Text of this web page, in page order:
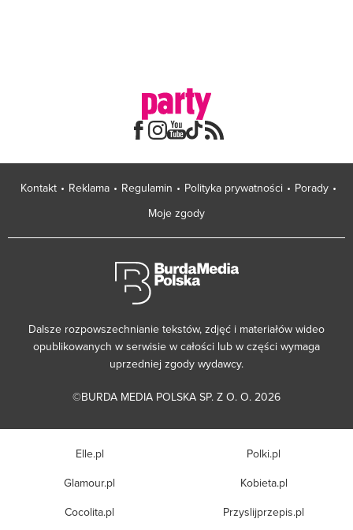
Kontakt Reklama Regulamin Polityka prywatności
Porady
Moje zgody
Dalsze rozpowszechnianie tekstów, zdjęć i materiałów wideo
opublikowanych w serwisie w całości lub w części wymaga
uprzedniej zgody wydawcy.
©BURDA MEDIA POLSKA SP. Z O. O. 2026
Elle.pl
Glamour.pl
Cocolita.pl
Polki.pl
Kobieta.pl
Przyslijprzepis.pl